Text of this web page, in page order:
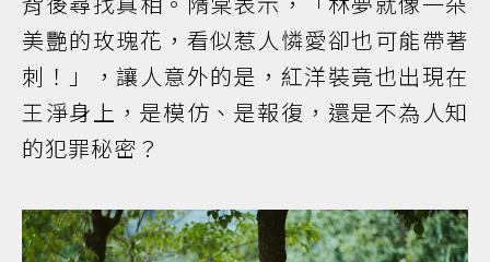
美艷的玫瑰花，看似惹人憐愛卻也可能帶著
刺！」，讓人意外的是，紅洋裝竟也出現在
王淨身上，是模仿、是報復，還是不為人知
的犯罪秘密？